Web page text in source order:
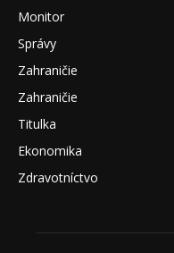
Monitor
Správy
Zahraničie
Zahraničie
Titulka
Ekonomika
Zdravotníctvo